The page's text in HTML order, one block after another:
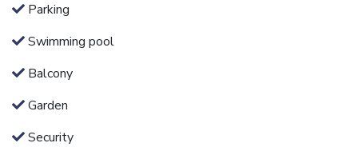
Parking
Swimming pool
Balcony
Garden
Security